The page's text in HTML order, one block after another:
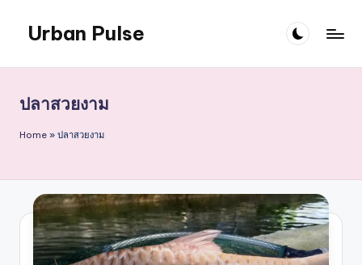
content
Urban Pulse
ปลาสวยงาม
Home » ปลาสวยงาม